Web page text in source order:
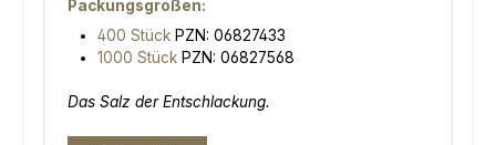
Packungsgrößen:
400 Stück PZN: 06827433
1000 Stück PZN: 06827568
Das Salz der Entschlackung.